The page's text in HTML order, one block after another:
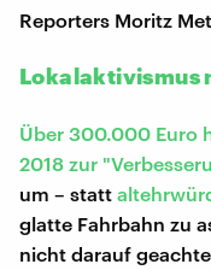
Reporters Moritz
Lokalaktivismus
Über 300.000 Euro
2018 zur
um – statt
glatte Fahrbahn zu
nicht darauf